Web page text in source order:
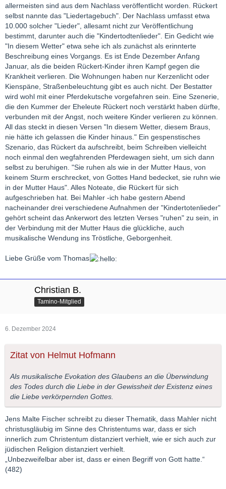
allermeisten sind aus dem Nachlass veröffentlicht worden. Rückert
selbst nannte das "Liedertagebuch". Der Nachlass umfasst etwa
10.000 solcher "Lieder", allesamt nicht zur Veröffentlichung
bestimmt, darunter auch die "Kindertodtenlieder". Ein Gedicht wie
"In diesem Wetter" etwa sehe ich als zunächst als erinnterte
Beschreibung eines Vorgangs. Es ist Ende Dezember Anfang
Januar, als die beiden Rückert-Kinder ihren Kampf gegen die
Krankheit verlieren. Die Wohnungen haben nur Kerzenlicht oder
Kienspäne, Straßenbeleuchtung gibt es auch nicht. Der Bestatter
wird wohl mit einer Pferdekutsche vorgefahren sein. Eine Szenerie,
die den Kummer der Eheleute Rückert noch verstärkt haben dürfte,
verbunden mit der Angst, noch weitere Kinder verlieren zu können.
All das steckt in diesen Versen "In diesem Wetter, diesem Braus,
nie hätte ich gelassen die Kinder hinaus." Ein gespenstisches
Szenario, das Rückert da aufschreibt, beim Schreiben vielleicht
noch einmal den wegfahrenden Pferdewagen sieht, um sich dann
selbst zu beruhigen. "Sie ruhen als wie in der Mutter Haus, von
keinem Sturm erschrecket, von Gottes Hand bedecket, sie ruhn wie
in der Mutter Haus". Alles Noteate, die Rückert für sich
aufgeschrieben hat. Bei Mahler -ich habe gestern Abend
nacheinander drei verschiedene Aufnahmen der "Kindertotenlieder"
gehört scheint das Ankerwort des letzten Verses "ruhen" zu sein, in
der Verbindung mit der Mutter Haus die glückliche, auch
musikalische Wendung ins Tröstliche, Geborgenheit.
Liebe Grüße vom Thomas
Christian B.
Tamino-Mitglied
6. Dezember 2024
Zitat von Helmut Hofmann
Als musikalische Evokation des Glaubens an die Überwindung
des Todes durch die Liebe in der Gewissheit der Existenz eines
die Liebe verkörpernden Gottes.
Jens Malte Fischer schreibt zu dieser Thematik, dass Mahler nicht
christusgläubig im Sinne des Christentums war, dass er sich
innerlich zum Christentum distanziert verhielt, wie er sich auch zur
jüdischen Religion distanziert verhielt.
„Unbezweifelbar aber ist, dass er einen Begriff von Gott hatte.“
(482)